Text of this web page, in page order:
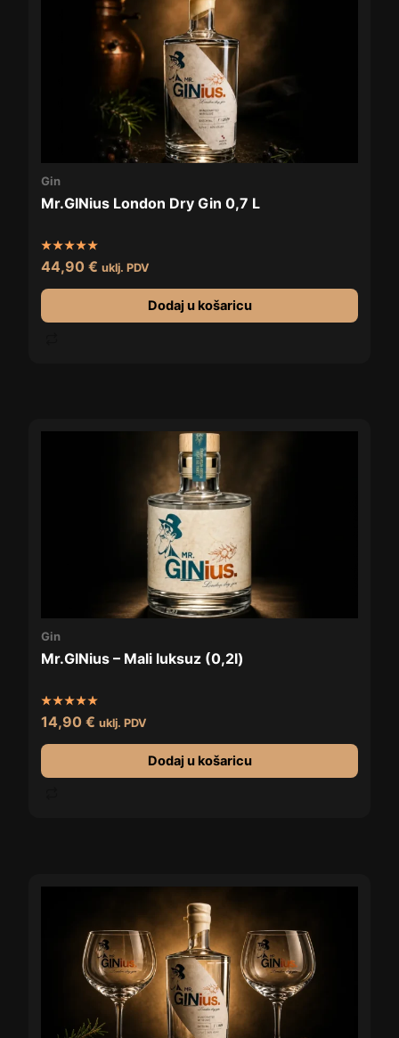
Gin
Mr.GINius London Dry Gin 0,7 L
Ocijenjeno
5.00
44,90 € uklj. PDV
Dodaj u košaricu
Gin
Mr.GINius – Mali luksuz (0,2l)
Ocijenjeno
5.00
14,90 € uklj. PDV
Dodaj u košaricu